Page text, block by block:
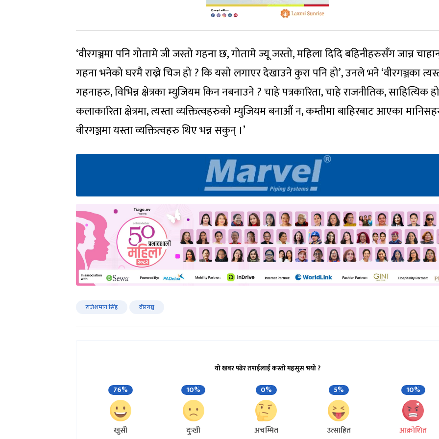
‘वीरगञ्जमा पनि गोतामे जी जस्तो गहना छ, गोतामे ज्यू जस्तो, महिला दिदि बहिनीहरुसँग जान्न
गहना भनेको घरमै राख्ने चिज हो ? कि यसो लगाएर देखाउने कुरा पनि हो’, उनले भने ‘वीरगञ्जका
गहनाहरु, विभिन्न क्षेत्रका म्युजियम किन नबनाउने ? चाहे पत्रकारिता, चाहे राजनीतिक, साहित्यिक
कलाकारिता क्षेत्रमा, त्यस्ता व्यक्तित्वहरुको म्युजियम बनाऔं न, कम्तीमा बाहिरबाट आएका
वीरगञ्जमा यस्ता व्यक्तित्वहरु थिए भन्न सकुन् ।’
राजेशमान सिंह वीरगञ्ज
यो खबर पढेर तपाईलाई कस्तो महसुस भयो ?
76%
खुसी
10%
दुःखी
0%
अचम्मित
5%
उत्साहित
10%
आक्रोशित